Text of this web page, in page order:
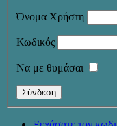
Όνομα Χρήστη
Κωδικός
Να με θυμάσαι